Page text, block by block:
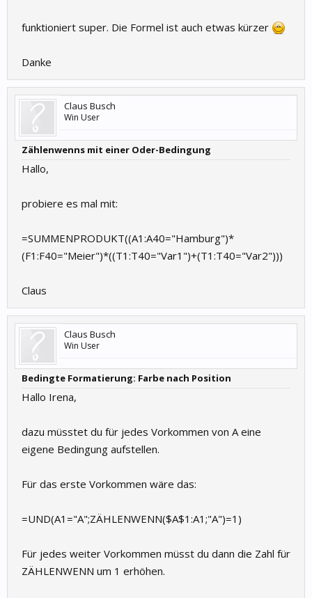
funktioniert super. Die Formel ist auch etwas kürzer
Danke
Claus Busch
Win User
Zählenwenns mit einer Oder-Bedingung
Hallo,
probiere es mal mit:
=SUMMENPRODUKT((A1:A40="Hamburg")*
(F1:F40="Meier")*((T1:T40="Var1")+(T1:T40="Var2")))
Claus
Claus Busch
Win User
Bedingte Formatierung: Farbe nach Position
Hallo Irena,
dazu müsstet du für jedes Vorkommen von A eine
eigene Bedingung aufstellen.
Für das erste Vorkommen wäre das:
=UND(A1="A";ZÄHLENWENN($A$1:A1;"A")=1)
Für jedes weiter Vorkommen müsst du dann die Zahl für
ZÄHLENWENN um 1 erhöhen.